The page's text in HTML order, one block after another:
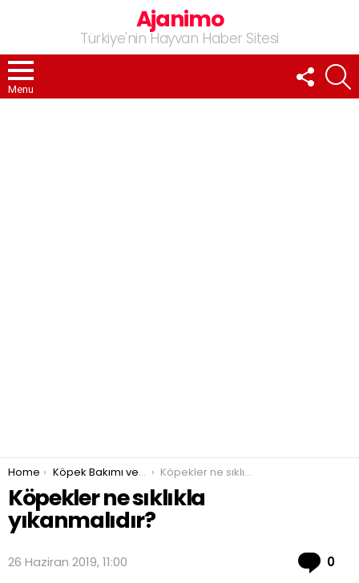
Ajanimo
Türkiye'nin Hayvan Haber Sitesi
Menu
FOLLOW
US
You are here:
Home Köpek Bakımı ve Beslenmesi Köpekler ne sıklıkla yıkanmalıdır?
Köpekler ne sıklıkla
yıkanmalıdır?
26 Haziran 2019, 11:00 0